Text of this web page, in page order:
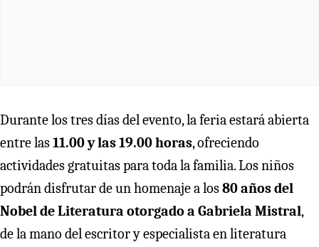
Durante los tres días del evento, la feria estará abierta
entre las11.00 y las 19.00 horas, ofreciendo
actividades gratuitas para toda la familia. Los niños
podrán disfrutar de un homenaje a los80 años del
Nobel de Literatura otorgado a Gabriela Mistral,
de la mano del escritor y especialista en literatura